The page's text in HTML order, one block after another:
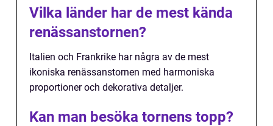
Vilka länder har de mest kända
renässanstornen?
Italien och Frankrike har några av de mest
ikoniska renässanstornen med harmoniska
proportioner och dekorativa detaljer.
Kan man besöka tornens topp?